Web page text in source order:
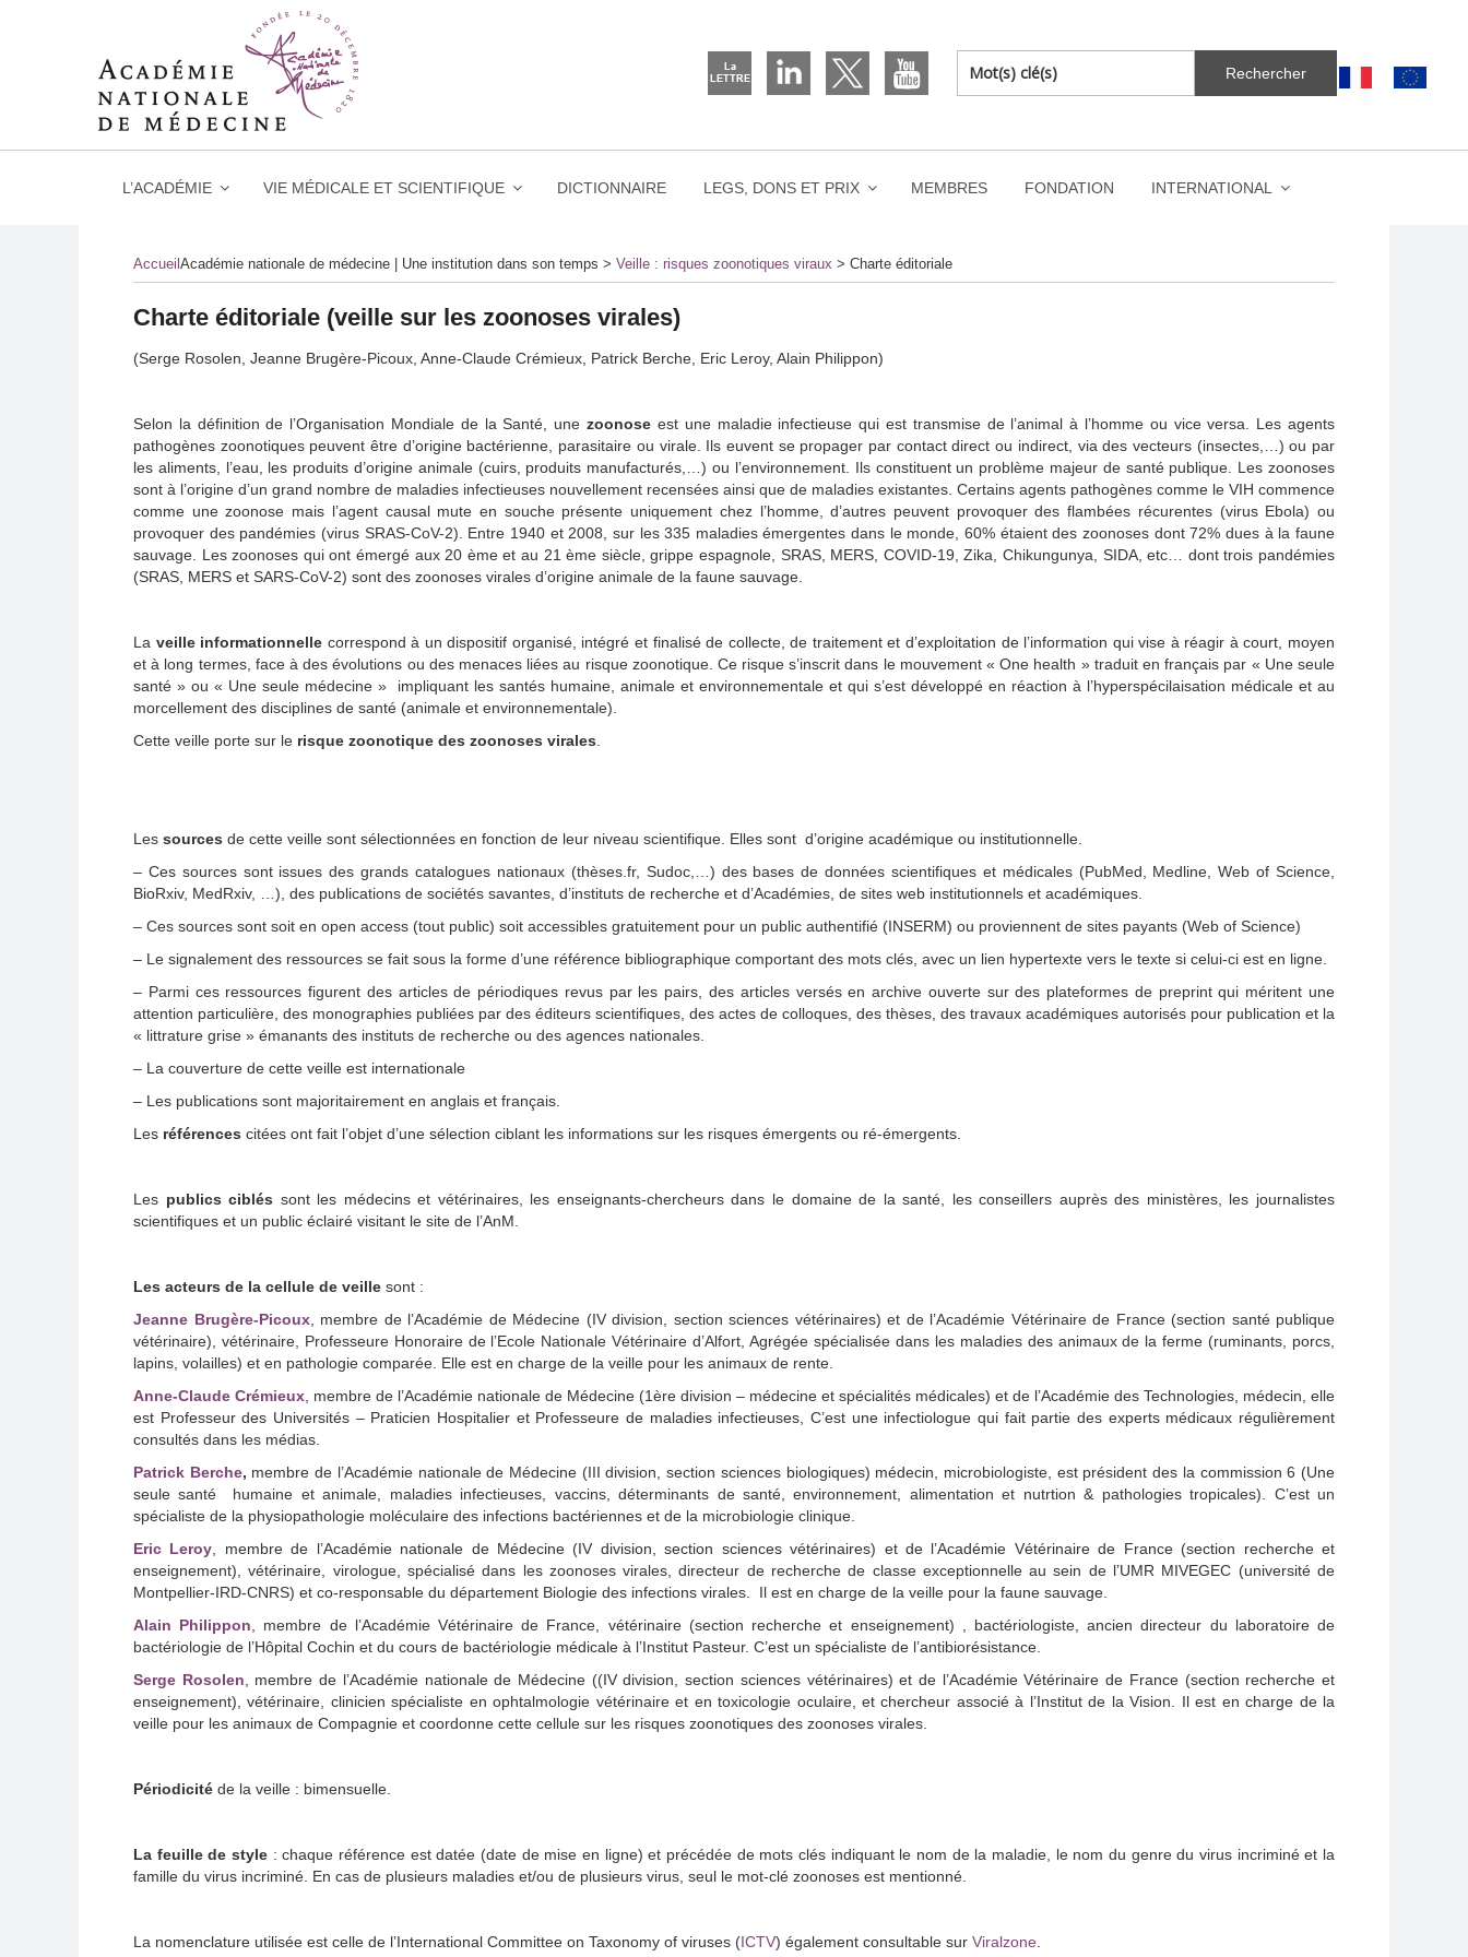
L’ACADÉMIE VIE MÉDICALE ET SCIENTIFIQUE DICTIONNAIRE LEGS, DONS ET PRIX MEMBRES FONDATION INTERNATIONAL
Accueil Académie nationale de médecine | Une institution dans son temps > Veille : risques zoonotiques viraux > Charte éditoriale
Charte éditoriale (veille sur les zoonoses virales)
(Serge Rosolen, Jeanne Brugère-Picoux, Anne-Claude Crémieux, Patrick Berche, Eric Leroy, Alain Philippon)
Selon la définition de l’Organisation Mondiale de la Santé, unezoonose est une maladie infectieuse qui est transmise de l’animal à l’homme ou vice versa. Les agents
pathogènes zoonotiques peuvent être d’origine bactérienne, parasitaire ou virale. Ils euvent se propager par contact direct ou indirect, via des vecteurs (insectes,…) ou par
les aliments, l’eau, les produits d’origine animale (cuirs, produits manufacturés,…) ou l’environnement. Ils constituent un problème majeur de santé publique. Les zoonoses
sont à l’origine d’un grand nombre de maladies infectieuses nouvellement recensées ainsi que de maladies existantes. Certains agents pathogènes comme le VIH commence
comme une zoonose mais l’agent causal mute en souche présente uniquement chez l’homme, d’autres peuvent provoquer des flambées récurentes (virus Ebola) ou
provoquer des pandémies (virus SRAS-CoV-2). Entre 1940 et 2008, sur les 335 maladies émergentes dans le monde, 60% étaient des zoonoses dont 72% dues à la faune
sauvage. Les zoonoses qui ont émergé aux 20 ème et au 21 ème siècle, grippe espagnole, SRAS, MERS, COVID-19, Zika, Chikungunya, SIDA, etc… dont trois pandémies
(SRAS, MERS et SARS-CoV-2) sont des zoonoses virales d’origine animale de la faune sauvage.
La veille informationnelle correspond à un dispositif organisé, intégré et finalisé de collecte, de traitement et d’exploitation de l’information qui vise à réagir à court, moyen
et à long termes, face à des évolutions ou des menaces liées au risque zoonotique. Ce risque s’inscrit dans le mouvement « One health » traduit en français par « Une seule
santé » ou « Une seule médecine » impliquant les santés humaine, animale et environnementale et qui s’est développé en réaction à l’hyperspécilaisation médicale et au
morcellement des disciplines de santé (animale et environnementale).
Cette veille porte sur le risque zoonotique des zoonoses virales
Les sources de cette veille sont sélectionnées en fonction de leur niveau scientifique. Elles sont d’origine académique ou institutionnelle.
– Ces sources sont issues des grands catalogues nationaux (thèses.fr, Sudoc,…) des bases de données scientifiques et médicales (PubMed, Medline, Web of Science,
BioRxiv, MedRxiv, …), des publications de sociétés savantes, d’instituts de recherche et d’Académies, de sites web institutionnels et académiques.
– Ces sources sont soit en open access (tout public) soit accessibles gratuitement pour un public authentifié (INSERM) ou proviennent de sites payants (Web of Science)
– Le signalement des ressources se fait sous la forme d’une référence bibliographique comportant des mots clés, avec un lien hypertexte vers le texte si celui-ci est en ligne.
– Parmi ces ressources figurent des articles de périodiques revus par les pairs, des articles versés en archive ouverte sur des plateformes de preprint qui méritent une
attention particulière, des monographies publiées par des éditeurs scientifiques, des actes de colloques, des thèses, des travaux académiques autorisés pour publication et la
« littrature grise » émanants des instituts de recherche ou des agences nationales.
– La couverture de cette veille est internationale
– Les publications sont majoritairement en anglais et français.
Les références citées ont fait l’objet d’une sélection ciblant les informations sur les risques émergents ou ré-émergents.
Les publics ciblés sont les médecins et vétérinaires, les enseignants-chercheurs dans le domaine de la santé, les conseillers auprès des ministères, les journalistes
scientifiques et un public éclairé visitant le site de l’AnM.
Les acteurs de la cellule de veille sont :
Jeanne Brugère-Picoux, membre de l’Académie de Médecine (IV division, section sciences vétérinaires) et de l’Académie Vétérinaire de France (section santé publique
vétérinaire), vétérinaire, Professeure Honoraire de l’Ecole Nationale Vétérinaire d’Alfort, Agrégée spécialisée dans les maladies des animaux de la ferme (ruminants, porcs,
lapins, volailles) et en pathologie comparée. Elle est en charge de la veille pour les animaux de rente.
Anne-Claude Crémieux , membre de l’Académie nationale de Médecine (1ère division – médecine et spécialités médicales) et de l’Académie des Technologies, médecin, elle
est Professeur des Universités – Praticien Hospitalier et Professeure de maladies infectieuses, C’est une infectiologue qui fait partie des experts médicaux régulièrement
consultés dans les médias.
Patrick Berche, membre de l’Académie nationale de Médecine (III division, section sciences biologiques) médecin, microbiologiste, est président des la commission 6 (Une
seule santé humaine et animale, maladies infectieuses, vaccins, déterminants de santé, environnement, alimentation et nutrtion & pathologies tropicales). C’est un
spécialiste de la physiopathologie moléculaire des infections bactériennes et de la microbiologie clinique.
Eric Leroy , membre de l’Académie nationale de Médecine (IV division, section sciences vétérinaires) et de l’Académie Vétérinaire de France (section recherche et
enseignement), vétérinaire, virologue, spécialisé dans les zoonoses virales, directeur de recherche de classe exceptionnelle au sein de l’UMR MIVEGEC (université de
Montpellier-IRD-CNRS) et co-responsable du département Biologie des infections virales. Il est en charge de la veille pour la faune sauvage.
Alain Philippon , membre de l’Académie Vétérinaire de France, vétérinaire (section recherche et enseignement) , bactériologiste, ancien directeur du laboratoire de
bactériologie de l’Hôpital Cochin et du cours de bactériologie médicale à l’Institut Pasteur. C’est un spécialiste de l’antibiorésistance.
Serge Rosolen , membre de l’Académie nationale de Médecine ((IV division, section sciences vétérinaires) et de l’Académie Vétérinaire de France (section recherche et
enseignement), vétérinaire, clinicien spécialiste en ophtalmologie vétérinaire et en toxicologie oculaire, et chercheur associé à l’Institut de la Vision. Il est en charge de la
veille pour les animaux de Compagnie et coordonne cette cellule sur les risques zoonotiques des zoonoses virales.
Périodicité de la veille : bimensuelle.
La feuille de style : chaque référence est datée (date de mise en ligne) et précédée de mots clés indiquant le nom de la maladie, le nom du genre du virus incriminé et la
famille du virus incriminé. En cas de plusieurs maladies et/ou de plusieurs virus, seul le mot-clé zoonoses est mentionné.
La nomenclature utilisée est celle de l’International Committee on Taxonomy of viruses (ICTV) également consultable sur Viralzone